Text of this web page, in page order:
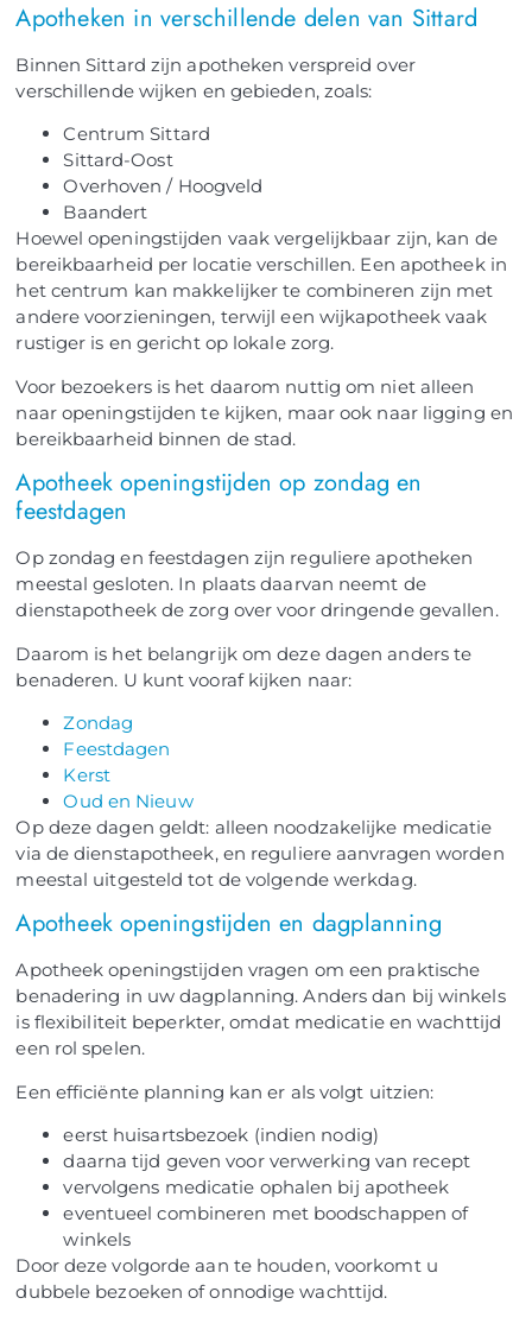
Apotheken in verschillende delen van Sittard
Binnen Sittard zijn apotheken verspreid over
verschillende wijken en gebieden, zoals:
Centrum Sittard
Sittard-Oost
Overhoven / Hoogveld
Baandert
Hoewel openingstijden vaak vergelijkbaar zijn, kan de
bereikbaarheid per locatie verschillen. Een apotheek in
het centrum kan makkelijker te combineren zijn met
andere voorzieningen, terwijl een wijkapotheek vaak
rustiger is en gericht op lokale zorg.
Voor bezoekers is het daarom nuttig om niet alleen
naar openingstijden te kijken, maar ook naar ligging en
bereikbaarheid binnen de stad.
Apotheek openingstijden op zondag en
feestdagen
Op zondag en feestdagen zijn reguliere apotheken
meestal gesloten. In plaats daarvan neemt de
dienstapotheek de zorg over voor dringende gevallen.
Daarom is het belangrijk om deze dagen anders te
benaderen. U kunt vooraf kijken naar:
Zondag
Feestdagen
Kerst
Oud en Nieuw
Op deze dagen geldt: alleen noodzakelijke medicatie
via de dienstapotheek, en reguliere aanvragen worden
meestal uitgesteld tot de volgende werkdag.
Apotheek openingstijden en dagplanning
Apotheek openingstijden vragen om een praktische
benadering in uw dagplanning. Anders dan bij winkels
is flexibiliteit beperkter, omdat medicatie en wachttijd
een rol spelen.
Een efficiënte planning kan er als volgt uitzien:
eerst huisartsbezoek (indien nodig)
daarna tijd geven voor verwerking van recept
vervolgens medicatie ophalen bij apotheek
eventueel combineren met boodschappen of
winkels
Door deze volgorde aan te houden, voorkomt u
dubbele bezoeken of onnodige wachttijd.